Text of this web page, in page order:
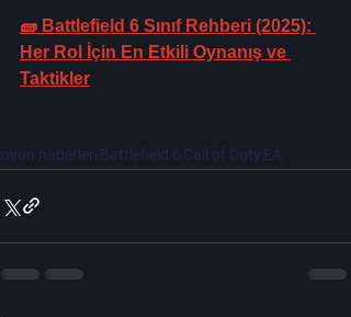
🧱 Battlefield 6 Sınıf Rehberi (2025):
Her Rol İçin En Etkili Oynanış ve
Taktikler
oyun haberleri Battlefield 6 Call of Duty EA